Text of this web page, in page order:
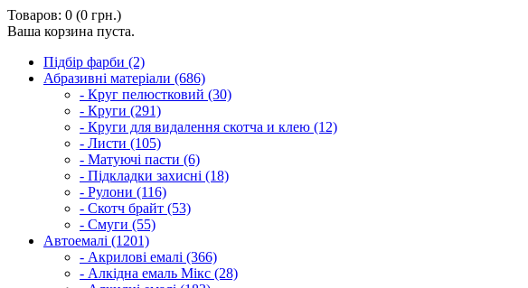
Товаров: 0 (0 грн.)
Ваша корзина пуста.
Підбір фарби (2)
Абразивні матеріали (686)
- Круг пелюстковий (30)
- Круги (291)
- Круги для видалення скотча и клею (12)
- Листи (105)
- Матуючі пасти (6)
- Підкладки захисні (18)
- Рулони (116)
- Скотч брайт (53)
- Смуги (55)
Автоемалі (1201)
- Акрилові емалі (366)
- Алкідна емаль Мікс (28)